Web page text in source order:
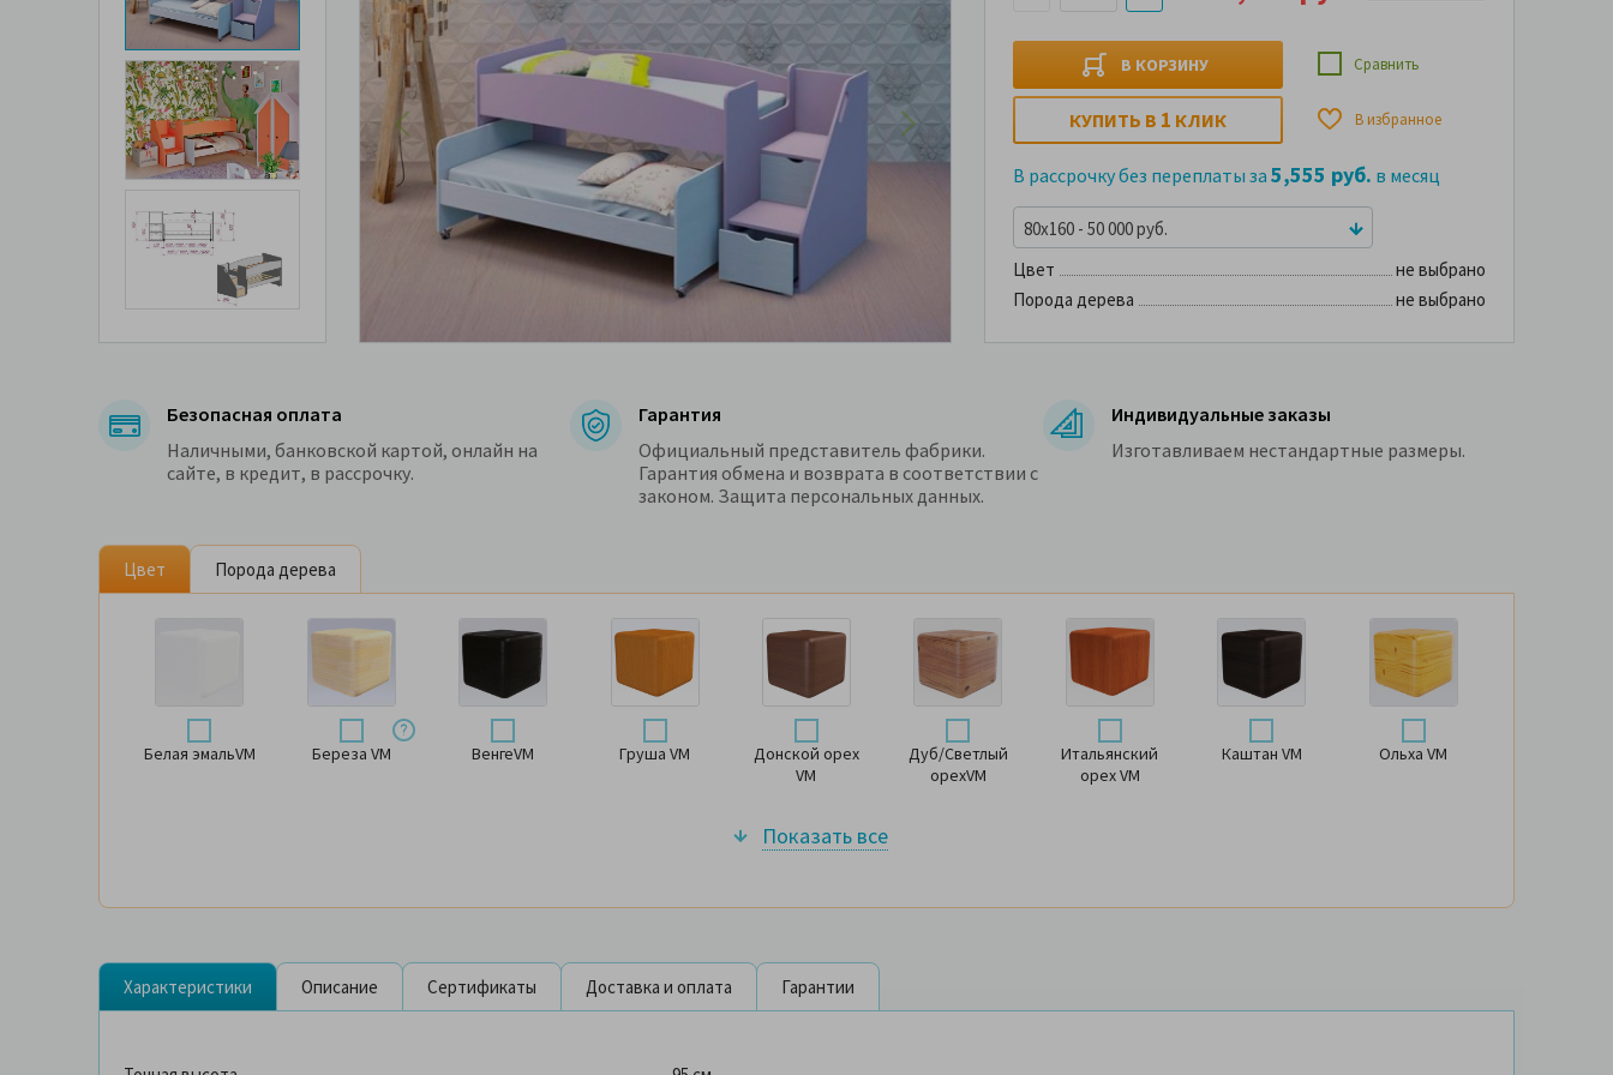
В КОРЗИНУ Сравнить
В избранное
КУПИТЬ В 1 КЛИК
В рассрочку без переплаты за 5,555 руб. в месяц
80x160 - 50 000 руб.
Цвет
не выбрано
Порода дерева
не выбрано
Безопасная оплата
Наличными, банковской картой, онлайн на
сайте, в кредит, в рассрочку.
Гарантия
Официальный представитель фабрики.
Гарантия обмена и возврата в соответствии с
законом. Защита персональных данных.
Индивидуальные заказы
Изготавливаем нестандартные размеры.
Цвет Порода дерева
Белая эмальVM Береза VM ВенгеVM Груша VM
Донской орех
VM
Дуб/Светлый
орехVM
Итальянский
орех VM
Каштан VM Ольха VM
Показать все
Характеристики Описание Сертификаты Доставка и оплата Гарантии